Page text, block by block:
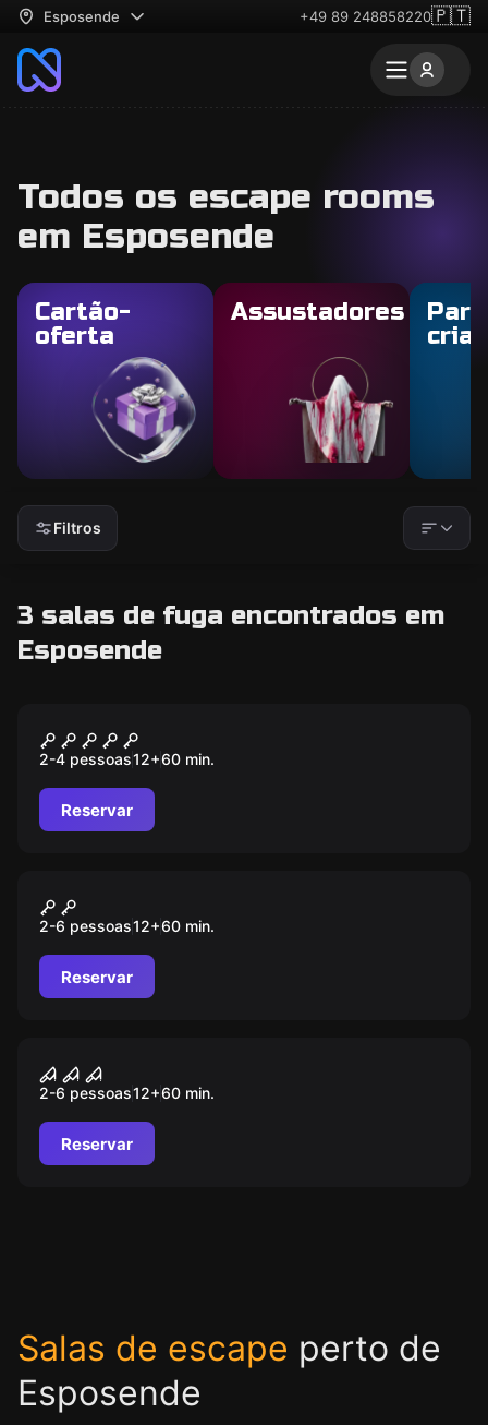
Esposende +49 89 248858220🇵🇹
Todos os escape rooms
em Esposende
Cartão-
oferta
Assustadores
Para
Filtros
3 salas de fuga encontrados em
Esposende
ANONYMOUS
2-4 pessoas12+60 min.
Reservar
MUSEUM HEIST
2-6 pessoas12+60 min.
Reservar
FREAK CIRCUS
2-6 pessoas12+60 min.
Reservar
Salas de escape perto de
Esposende